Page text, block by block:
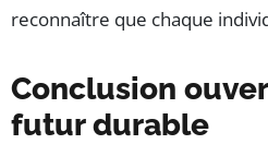
reconnaître que chaque
Conclusion
futur durable